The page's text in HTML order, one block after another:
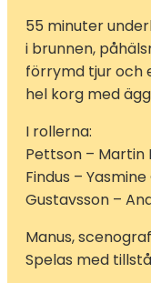
55 minuter
i brunnen,
förrymd tjur och
hel korg med
I rollerna:
Pettson – Martin
Findus –
Gustavsson –
Manus,
Spelas med